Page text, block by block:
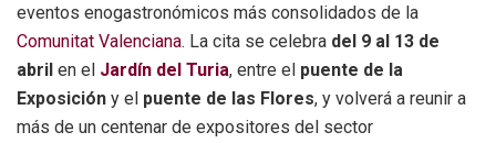
eventos enogastronómicos más consolidados de la
Comunitat Valenciana. La cita se celebra del 9 al 13 de
abril en el Jardín del Turia, entre el puente de la
Exposición y el puente de las Flores, y volverá a reunir a
más de un centenar de expositores del sector